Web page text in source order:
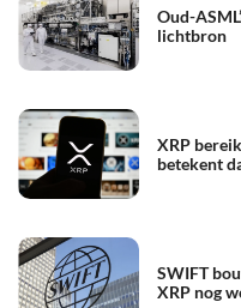
Oud-
lichtbron
XRP
betekent
SWIFT
XRP nog